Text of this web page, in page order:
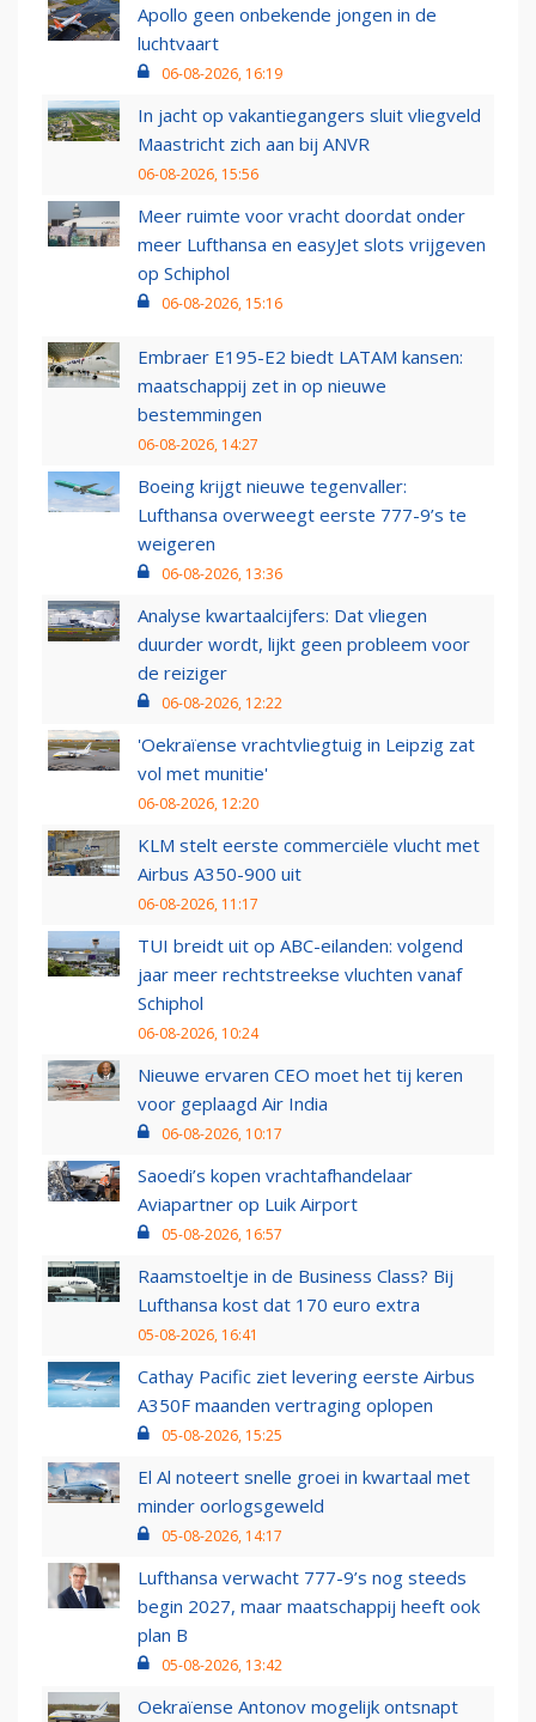
Apollo geen onbekende jongen in de
luchtvaart
06-08-2026, 16:19
In jacht op vakantiegangers sluit vliegveld
Maastricht zich aan bij ANVR
06-08-2026, 15:56
Meer ruimte voor vracht doordat onder
meer Lufthansa en easyJet slots vrijgeven
op Schiphol
06-08-2026, 15:16
Embraer E195-E2 biedt LATAM kansen:
maatschappij zet in op nieuwe
bestemmingen
06-08-2026, 14:27
Boeing krijgt nieuwe tegenvaller:
Lufthansa overweegt eerste 777-9’s te
weigeren
06-08-2026, 13:36
Analyse kwartaalcijfers: Dat vliegen
duurder wordt, lijkt geen probleem voor
de reiziger
06-08-2026, 12:22
'Oekraïense vrachtvliegtuig in Leipzig zat
vol met munitie'
06-08-2026, 12:20
KLM stelt eerste commerciële vlucht met
Airbus A350-900 uit
06-08-2026, 11:17
TUI breidt uit op ABC-eilanden: volgend
jaar meer rechtstreekse vluchten vanaf
Schiphol
06-08-2026, 10:24
Nieuwe ervaren CEO moet het tij keren
voor geplaagd Air India
06-08-2026, 10:17
Saoedi’s kopen vrachtafhandelaar
Aviapartner op Luik Airport
05-08-2026, 16:57
Raamstoeltje in de Business Class? Bij
Lufthansa kost dat 170 euro extra
05-08-2026, 16:41
Cathay Pacific ziet levering eerste Airbus
A350F maanden vertraging oplopen
05-08-2026, 15:25
El Al noteert snelle groei in kwartaal met
minder oorlogsgeweld
05-08-2026, 14:17
Lufthansa verwacht 777-9’s nog steeds
begin 2027, maar maatschappij heeft ook
plan B
05-08-2026, 13:42
Oekraïense Antonov mogelijk ontsnapt